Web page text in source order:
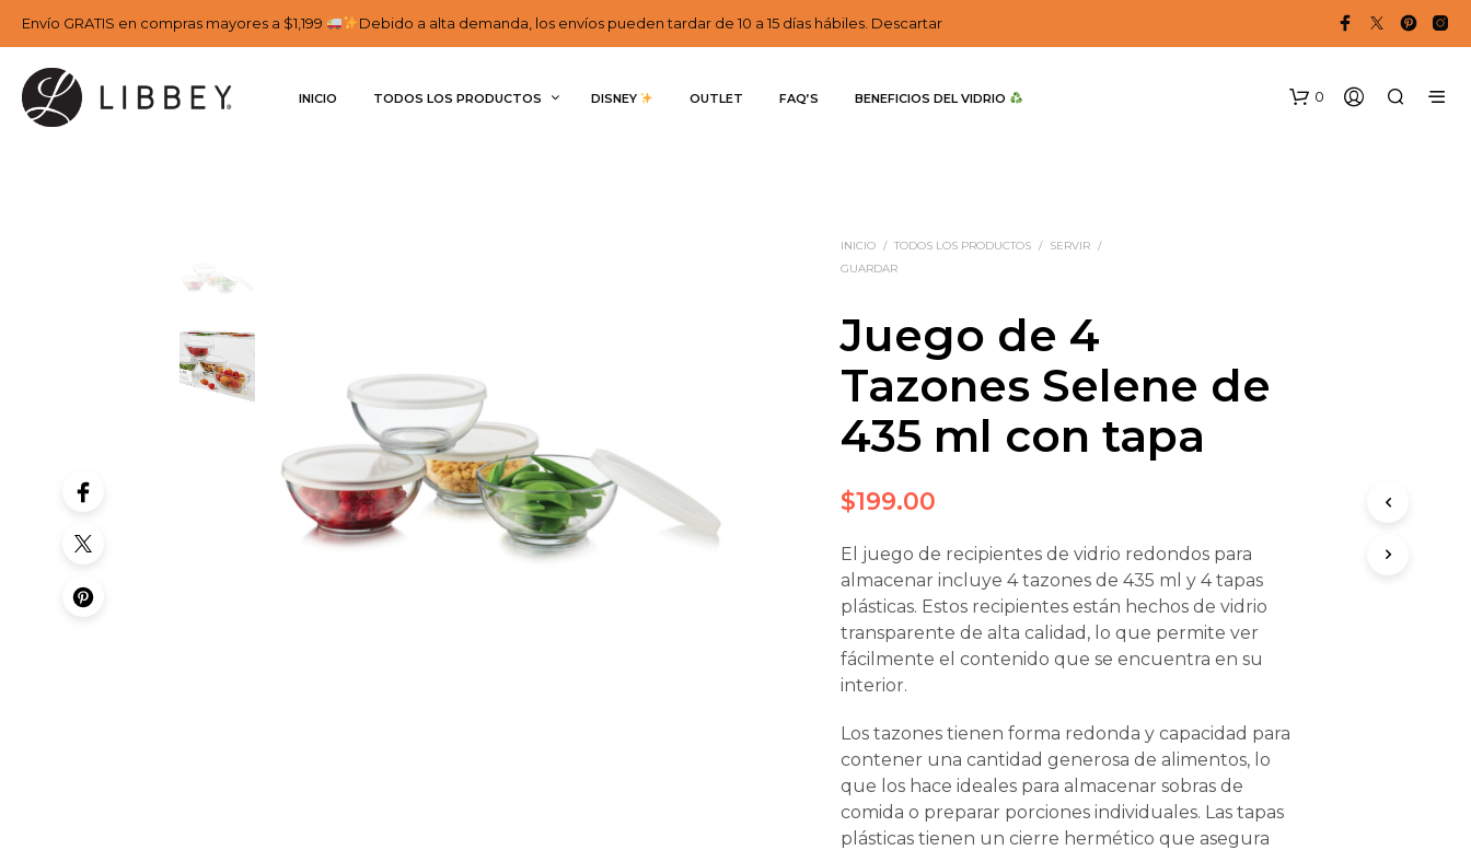
Envío GRATIS en compras mayores a $1,199 Debido a alta demanda, los envíos pueden tardar de 10 a 15 días hábiles. Descartar
INICIO TODOS LOS PRODUCTOS DISNEY OUTLET FAQ’S BENEFICIOS DEL VIDRIO 0
INICIO / TODOS LOS PRODUCTOS / SERVIR /
GUARDAR
Juego de 4
Tazones Selene de
435 ml con tapa
$199.00
El juego de recipientes de vidrio redondos para
almacenar incluye 4 tazones de 435 ml y 4 tapas
plásticas. Estos recipientes están hechos de vidrio
transparente de alta calidad, lo que permite ver
fácilmente el contenido que se encuentra en su
interior.
Los tazones tienen forma redonda y capacidad para
contener una cantidad generosa de alimentos, lo
que los hace ideales para almacenar sobras de
comida o preparar porciones individuales. Las tapas
plásticas tienen un cierre hermético que asegura